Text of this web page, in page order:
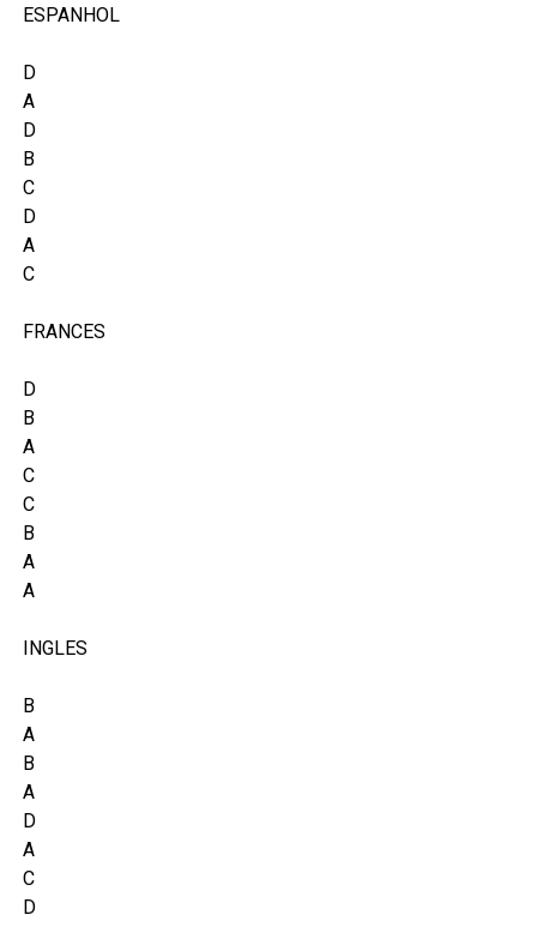
ESPANHOL
D
A
D
B
C
D
A
C
FRANCES
D
B
A
C
C
B
A
A
INGLES
B
A
B
A
D
A
C
D